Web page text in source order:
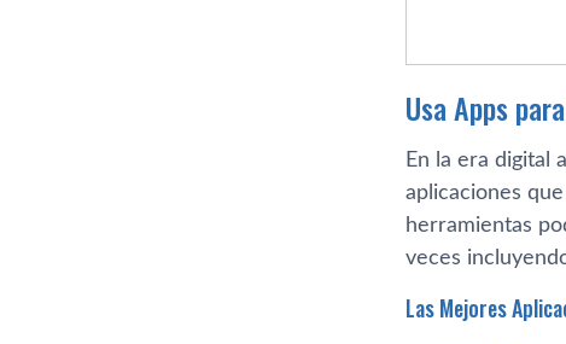
Usa Apps
En la era digital
aplicaciones
herramientas
veces
Las Mejores